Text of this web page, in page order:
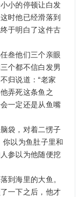
小的停顿让白发
时他已经滑落到
于明白了这件古
叁他们三个亲眼
个都不信白发男
归说道：“老家
弄死这条鱼之
一定还是从鱼嘴
袋，对着二愣子
你以为鱼肚子里和
参以为他随便挖
海里的大鱼。
一下之后，他才